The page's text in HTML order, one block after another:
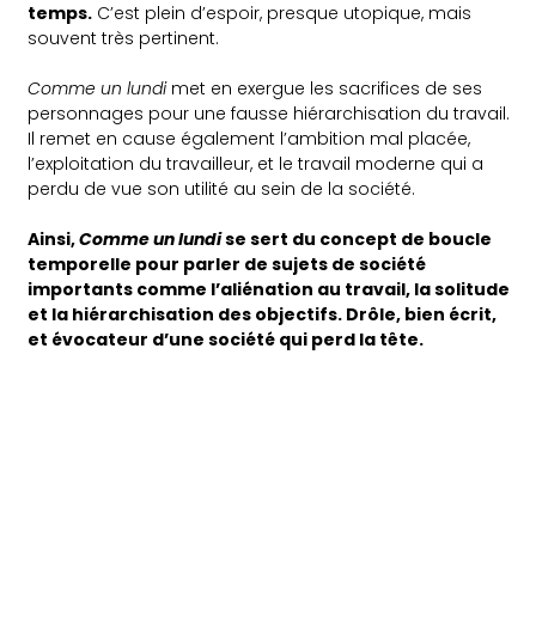
temps. C’est plein d’espoir, presque utopique, mais
souvent très pertinent.
Comme un lundimet en exergue les sacrifices de ses
personnages pour une fausse hiérarchisation du travail.
Il remet en cause également l’ambition mal placée,
l’exploitation du travailleur, et le travail moderne qui a
perdu de vue son utilité au sein de la société.
Ainsi,Comme un lundise sert du concept de boucle
temporelle pour parler de sujets de société
importants comme l’aliénation au travail, la solitude
et la hiérarchisation des objectifs. Drôle, bien écrit,
et évocateur d’une société qui perd la tête.